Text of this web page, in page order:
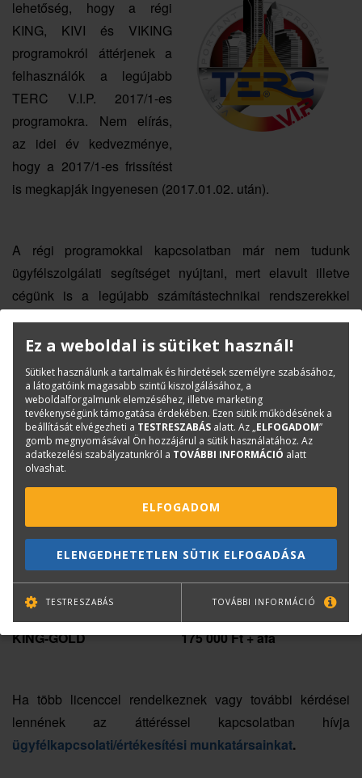
lehetőség, hogy a régi
KING, KIVI és VIKING
programokról áttérjenek a
felhasználók a legújabb
TERC V.I.P. 2017/1-es
programokra. Nem elírás,
az idei év kedvezménye,
hogy a 2017/1-es frissítést
is megkapják ingyenesen (2017.01.02. után).
A régi programokkal kapcsolatban már nem tudunk
ügyfélszolgálati segítséget nyújtani, mert elavult illetve
cégünk is a legújabb számítástechnikai rendszerekkel
dolgozik, amely már csak az újTERC V.I.P.verziók
kompatibilisek. A régi felhasználóinknak lehetőséget
biztosítunk arra, hogy problémamentesen át tudjanak térni
az új verzióra. Legújabb programjainkban akár a már
elkészített költségvetéseikhez is hozzá tudnak férni.
VIKING-BRONZ
50 000 Ft + áfa
KIVI-SILVER
75 000 Ft + áfa
KING-GOLD
175 000 Ft + áfa
Ha több licenccel rendelkeznek vagy további kérdései
lennének az áttéréssel kapcsolatban hívja
ügyfélkapcsolati/értékesítési munkatársainkat.
Ez a weboldal is sütiket használ!
Sütiket használunk a tartalmak és hirdetések személyre szabásához,
a látogatóink magasabb szintű kiszolgálásához, a
weboldalforgalmunk elemzéséhez, illetve marketing
tevékenységünk támogatása érdekében. Ezen sütik működésének a
beállítását elvégezheti a TESTRESZABÁS alatt. Az „ELFOGADOM”
gomb megnyomásával Ön hozzájárul a sütik használatához. Az
adatkezelési szabályzatunkról a TOVÁBBI INFORMÁCIÓ alatt
olvashat.
ELFOGADOM
ELENGEDHETETLEN SÜTIK ELFOGADÁSA
TESTRESZABÁS TOVÁBBI INFORMÁCIÓ